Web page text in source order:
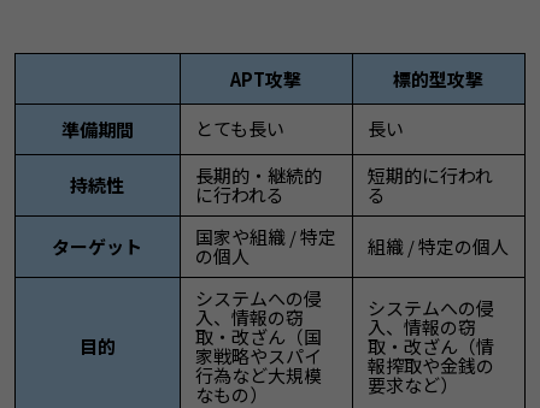
APT攻撃
標的型攻撃
準備期間
とても長い 長い
持続性 長期的・継続的
に行われる
短期的に行われ
る
ターゲット 国家や組織 / 特定
の個人 組織 / 特定の個人
目的
システムへの侵
入、情報の窃
取・改ざん（国
家戦略やスパイ
行為など大規模
なもの）
システムへの侵
入、情報の窃
取・改ざん（情
報搾取や金銭の
要求など）